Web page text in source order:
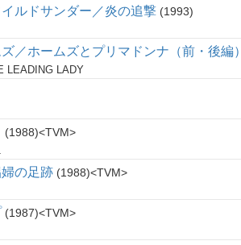
ルドサンダー／炎の追撃 1993
／ホームズとプリマドンナ（前・後編）
LEADING LADY
1988 TVM
の足跡 1988 TVM
1987 TVM